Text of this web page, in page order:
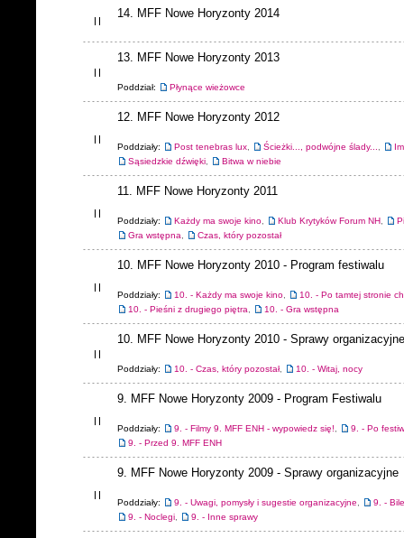
14. MFF Nowe Horyzonty 2014
13. MFF Nowe Horyzonty 2013
Poddział: Płynące wieżowce
12. MFF Nowe Horyzonty 2012
Poddziały: Post tenebras lux, Ścieżki..., podwójne ślady...,
Sąsiedzkie dźwięki, Bitwa w niebie
11. MFF Nowe Horyzonty 2011
Poddziały: Każdy ma swoje kino, Klub Krytyków Forum NH,
Gra wstępna, Czas, który pozostał
10. MFF Nowe Horyzonty 2010 - Program festiwalu
Poddziały: 10. - Każdy ma swoje kino,
10. - Po tamtej stronie
10. - Pieśni z drugiego piętra, 10. - Gra wstępna
10. MFF Nowe Horyzonty 2010 - Sprawy organizacyjne
Poddziały: 10. - Czas, który pozostał, 10. - Witaj, nocy
9. MFF Nowe Horyzonty 2009 - Program Festiwalu
Poddziały: 9. - Filmy 9. MFF ENH - wypowiedz się!,
9. - Po
9. - Przed 9. MFF ENH
9. MFF Nowe Horyzonty 2009 - Sprawy organizacyjne
Poddziały: 9. - Uwagi, pomysły i sugestie organizacyjne,
9. -
9. - Noclegi, 9. - Inne sprawy